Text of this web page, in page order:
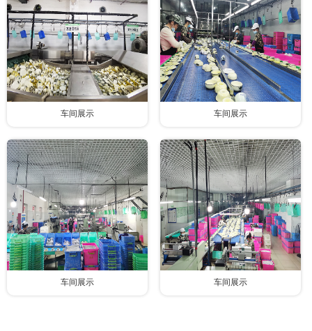
车间展示 车间展示
车间展示 车间展示